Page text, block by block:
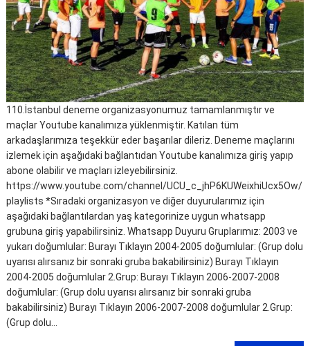
110.İstanbul deneme organizasyonumuz tamamlanmıştır ve
maçlar Youtube kanalımıza yüklenmiştir. Katılan tüm
arkadaşlarımıza teşekkür eder başarılar dileriz. Deneme maçlarını
izlemek için aşağıdaki bağlantıdan Youtube kanalımıza giriş yapıp
abone olabilir ve maçları izleyebilirsiniz.
https://www.youtube.com/channel/UCU_c_jhP6KUWeixhiUcx5Ow/
playlists *Sıradaki organizasyon ve diğer duyurularımız için
aşağıdaki bağlantılardan yaş kategorinize uygun whatsapp
grubuna giriş yapabilirsiniz. Whatsapp Duyuru Gruplarımız: 2003 ve
yukarı doğumlular: Burayı Tıklayın 2004-2005 doğumlular: (Grup dolu
uyarısı alırsanız bir sonraki gruba bakabilirsiniz) Burayı Tıklayın
2004-2005 doğumlular 2.Grup: Burayı Tıklayın 2006-2007-2008
doğumlular: (Grup dolu uyarısı alırsanız bir sonraki gruba
bakabilirsiniz) Burayı Tıklayın 2006-2007-2008 doğumlular 2.Grup:
(Grup dolu…